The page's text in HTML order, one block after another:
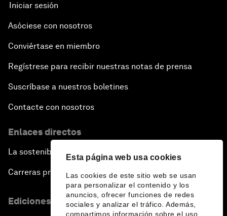
Esta página web usa cookies
Las cookies de este sitio web se usan
para personalizar el contenido y los
anuncios, ofrecer funciones de redes
sociales y analizar el tráfico. Además,
compartimos información sobre el uso
Iniciar sesión
Asóciese con nosotros
Conviértase en miembro
Regístrese para recibir nuestras notas de prensa
Suscríbase a nuestros boletines
Contacte con nosotros
Enlaces directos
La sostenibilidad en el Foro
Carreras profesionales
Ediciones en otros idiomas